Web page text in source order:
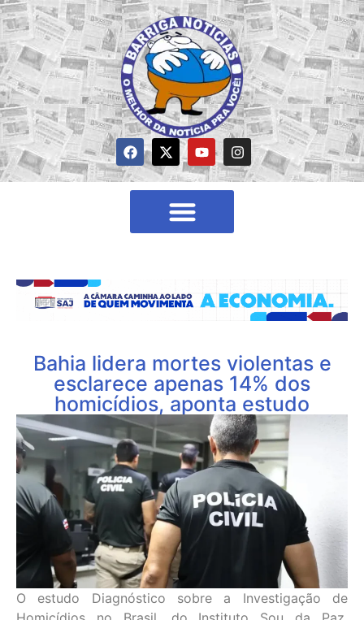
Bahia lidera mortes violentas e
esclarece apenas 14% dos
homicídios, aponta estudo
O estudo Diagnóstico sobre a Investigação de